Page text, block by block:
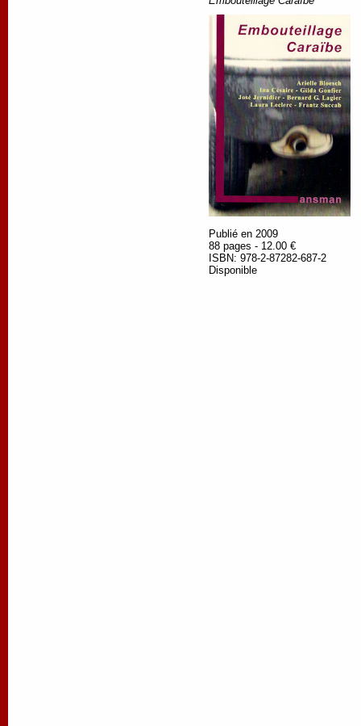
Publié en 2009
88 pages - 12.00 €
ISBN: 978-2-87282-687-2
Disponible